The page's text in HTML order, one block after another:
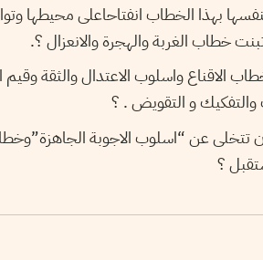
بهذا الخطاب انفتاحاعلى محيطها
خطاب الغربة والهجرة والانعزال ؟.
الاقناع واسلوب الاعتدال والثقة وقيم
و التقويض . ؟
تتخلى عن “اسلوب الاجوبة
؟